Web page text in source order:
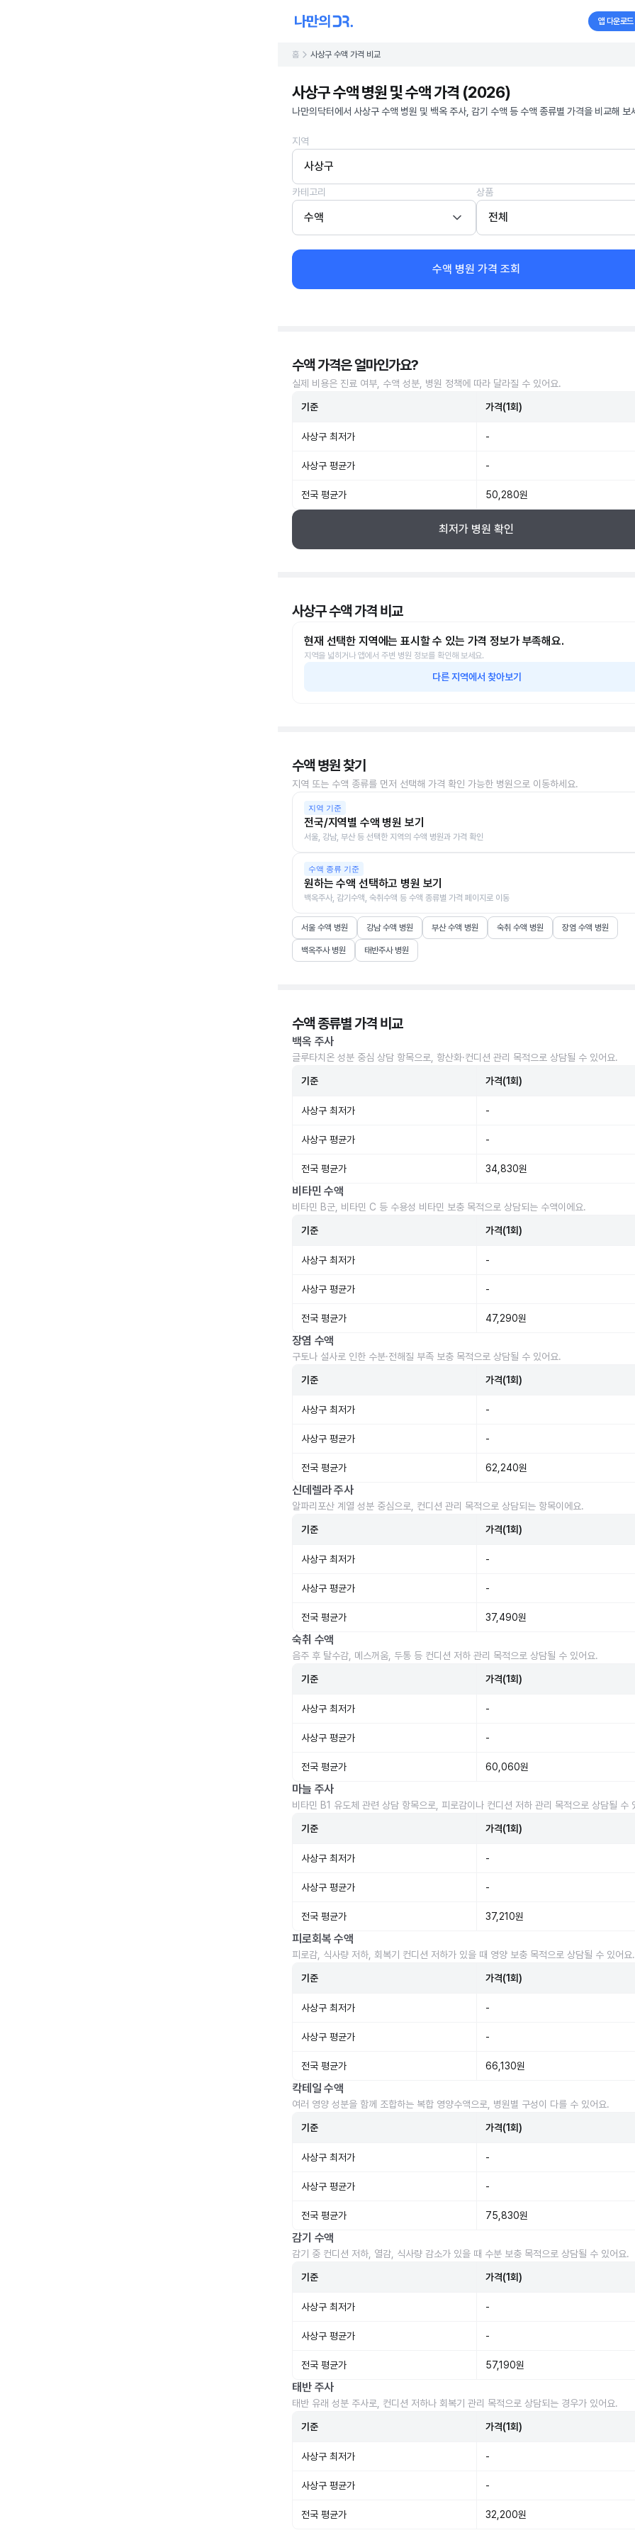
앱 다운로드
홈 사상구 수액 가격 비교
사상구 수액 병원 및 수액 가격 (2026)
나만의닥터에서 사상구 수액 병원 및 백옥 주사, 감기 수액 등 수액 종류별 가격을 비교해 보
지역
사상구
카테고리
수액
상품
전체
수액 병원 가격 조회
수액 가격은 얼마인가요?
실제 비용은 진료 여부, 수액 성분, 병원 정책에 따라 달라질 수 있어요.
기준 가격(1회)
사상구 최저가 -
사상구 평균가 -
전국 평균가 50,280원
최저가 병원 확인
사상구 수액 가격 비교
현재 선택한 지역에는 표시할 수 있는 가격 정보가 부족해요.
지역을 넓히거나 앱에서 주변 병원 정보를 확인해 보세요.
다른 지역에서 찾아보기
수액 병원 찾기
지역 또는 수액 종류를 먼저 선택해 가격 확인 가능한 병원으로 이동하세요.
지역 기준
전국/지역별 수액 병원 보기
서울, 강남, 부산 등 선택한 지역의 수액 병원과 가격 확인
수액 종류 기준
원하는 수액 선택하고 병원 보기
백옥주사, 감기수액, 숙취수액 등 수액 종류별 가격 페이지로 이동
서울 수액 병원 강남 수액 병원 부산 수액 병원 숙취 수액 병원 장염 수액 병원
백옥주사 병원 태반주사 병원
수액 종류별 가격 비교
백옥 주사
글루타치온 성분 중심 상담 항목으로, 항산화·컨디션 관리 목적으로 상담될 수 있어요.
기준 가격(1회)
사상구 최저가 -
사상구 평균가 -
전국 평균가 34,830원
비타민 수액
비타민 B군, 비타민 C 등 수용성 비타민 보충 목적으로 상담되는 수액이에요.
기준 가격(1회)
사상구 최저가 -
사상구 평균가 -
전국 평균가 47,290원
장염 수액
구토나 설사로 인한 수분·전해질 부족 보충 목적으로 상담될 수 있어요.
기준 가격(1회)
사상구 최저가 -
사상구 평균가 -
전국 평균가 62,240원
신데렐라 주사
알파리포산 계열 성분 중심으로, 컨디션 관리 목적으로 상담되는 항목이에요.
기준 가격(1회)
사상구 최저가 -
사상구 평균가 -
전국 평균가 37,490원
숙취 수액
음주 후 탈수감, 메스꺼움, 두통 등 컨디션 저하 관리 목적으로 상담될 수 있어요.
기준 가격(1회)
사상구 최저가 -
사상구 평균가 -
전국 평균가 60,060원
마늘 주사
비타민 B1 유도체 관련 상담 항목으로, 피로감이나 컨디션 저하 관리 목적으로 상담될 수
기준 가격(1회)
사상구 최저가 -
사상구 평균가 -
전국 평균가 37,210원
피로회복 수액
피로감, 식사량 저하, 회복기 컨디션 저하가 있을 때 영양 보충 목적으로 상담될 수 있어요.
기준 가격(1회)
사상구 최저가 -
사상구 평균가 -
전국 평균가 66,130원
칵테일 수액
여러 영양 성분을 함께 조합하는 복합 영양수액으로, 병원별 구성이 다를 수 있어요.
기준 가격(1회)
사상구 최저가 -
사상구 평균가 -
전국 평균가 75,830원
감기 수액
감기 중 컨디션 저하, 열감, 식사량 감소가 있을 때 수분 보충 목적으로 상담될 수 있어요.
기준 가격(1회)
사상구 최저가 -
사상구 평균가 -
전국 평균가 57,190원
태반 주사
태반 유래 성분 주사로, 컨디션 저하나 회복기 관리 목적으로 상담되는 경우가 있어요.
기준 가격(1회)
사상구 최저가 -
사상구 평균가 -
전국 평균가 32,200원